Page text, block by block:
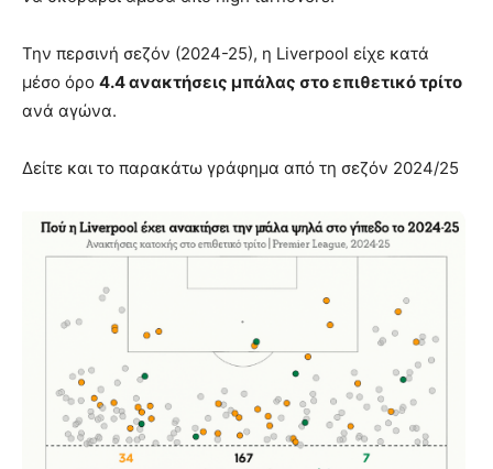
Την περσινή σεζόν (2024-25), η Liverpool είχε κατά
μέσο όρο 4.4 ανακτήσεις μπάλας στο επιθετικό τρίτο
ανά αγώνα.
Δείτε και το παρακάτω γράφημα από τη σεζόν 2024/25